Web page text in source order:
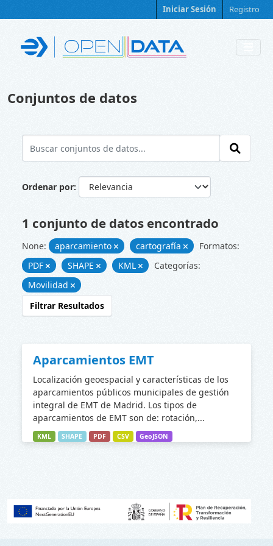
Iniciar Sesión Registro
Conjuntos de datos
Ordenar por
1 conjunto de datos encontrado
None: aparcamiento cartografía
Formatos:
PDF
SHAPE KML
Categorías:
Movilidad
Filtrar Resultados
Aparcamientos EMT
Localización geoespacial y características de los
aparcamientos públicos municipales de gestión
integral de EMT de Madrid. Los tipos de
aparcamientos de EMT son de: rotación,...
KML SHAPE PDF CSV GeoJSON